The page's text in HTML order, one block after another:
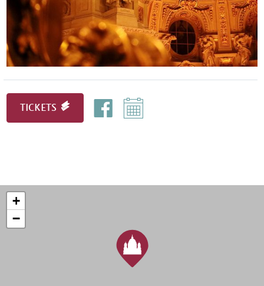
TICKETS
+
−